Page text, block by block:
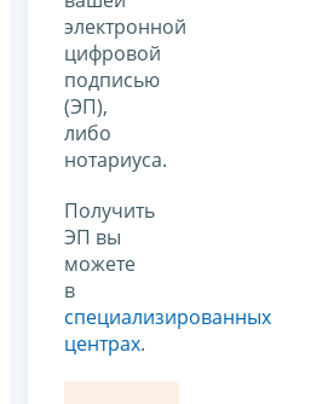
электронной
цифровой
подписью
(ЭП),
либо
нотариуса.
Получить
ЭП вы
можете
в
специализированных
центрах.